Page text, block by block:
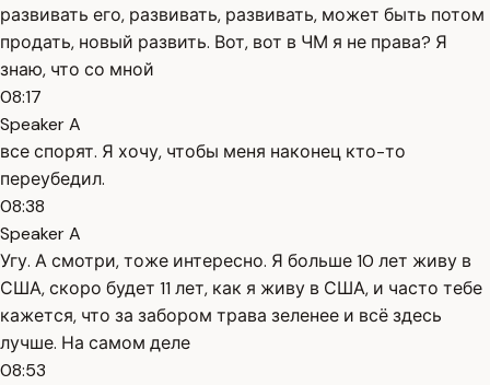
развивать его, развивать, развивать, может быть потом
продать, новый развить. Вот, вот в ЧМ я не права? Я
знаю, что со мной
08:17
Speaker A
все спорят. Я хочу, чтобы меня наконец кто-то
переубедил.
08:38
Speaker A
Угу. А смотри, тоже интересно. Я больше 10 лет живу в
США, скоро будет 11 лет, как я живу в США, и часто тебе
кажется, что за забором трава зеленее и всё здесь
лучше. На самом деле
08:53